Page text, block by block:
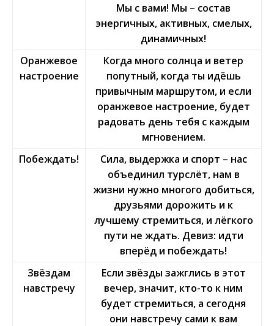
Мы с вами! Мы – состав
энергичных, активных, смелых,
динамичных!
Оранжевое
настроение
Когда много солнца и ветер
попутный, когда ты идёшь
привычным маршрутом, и если
оранжевое настроение, будет
радовать день тебя с каждым
мгновением.
Побеждать!
Сила, выдержка и спорт – нас
объединил турслёт, нам в
жизни нужно многого добиться,
друзьями дорожить и к
лучшему стремиться, и лёгкого
пути не ждать. Девиз: идти
вперёд и побеждать!
Звёздам
навстречу
Если звёзды зажглись в этот
вечер, значит, кто-то к ним
будет стремиться, а сегодня
они навстречу сами к вам